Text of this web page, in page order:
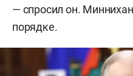
— спросил он.
порядке.